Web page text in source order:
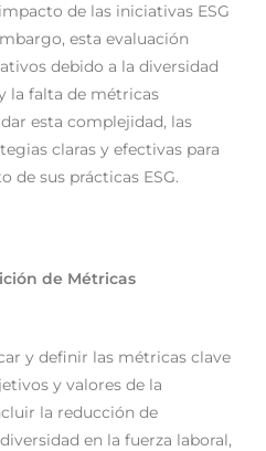
de las iniciativas ESG
esta evaluación
debido a la diversidad
la falta de métricas
esta complejidad, las
claras y efectivas para
de sus prácticas ESG.
de Métricas
y definir las métricas clave
y valores de la
la reducción de
en la fuerza laboral,